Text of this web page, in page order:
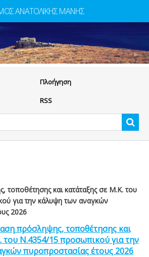
Πλοήγηση
RSS
και κατάταξης σε Μ.Κ. του
για την κάλυψη των αναγκών
2026
πρόσληψης, τοποθέτησης και
του Ν.4354/15 προσωπικού για την
πυροπροστασίας έτους 2026
ΑΝΑΤΟΛΙΚΗΣ ΜΑΝΗΣ